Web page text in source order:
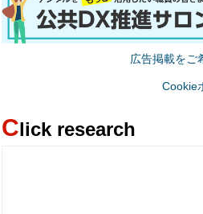
広告掲載をご
Cookie
Click research